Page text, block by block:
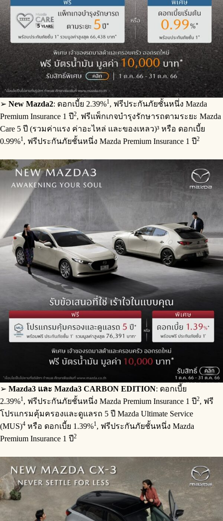
➢ New Mazda2: ดอกเบี้ย 2.39%1 , ฟรีประกันภัยชั้นหนึ่ง Mazda
Premium Insurance 1 ปี2, ฟรีแพ็กเกจบำรุงรักษารถตามระยะ Mazda
Care 5 ปี (รวมค่าแรง ค่าอะไหล่ และของเหลว)³ หรือ ดอกเบี้ย
0.99%1 , ฟรีประกันภัยชั้นหนึ่ง Mazda Premium Insurance 1 ปี2
➢ Mazda3 และ Mazda3 CARBON EDITION: ดอกเบี้ย
2.39%1 , ฟรีประกันภัยชั้นหนึ่ง Mazda Premium Insurance 1 ปี2, ฟรี
โปรแกรมคุ้มครองและดูแลรถ 5 ปี Mazda Ultimate Service
(MUS)4 หรือ ดอกเบี้ย 1.39%1 , ฟรีประกันภัยชั้นหนึ่ง Mazda
Premium Insurance 1 ปี2